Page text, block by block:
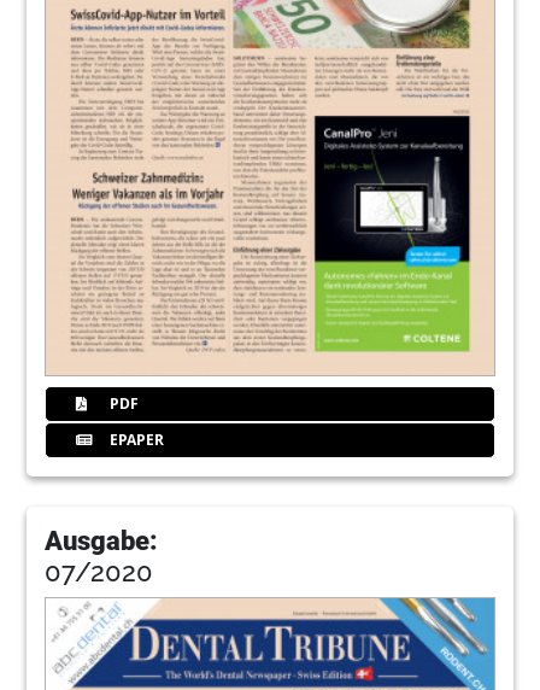
PDF
EPAPER
Ausgabe:
07/2020